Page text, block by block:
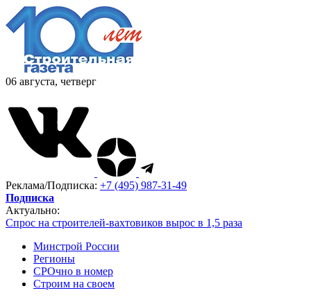
06 августа, четверг
Реклама/Подписка: +7 (495) 987-31-49
Подписка
Актуально:
Спрос на строителей-вахтовиков вырос в 1,5 раза
Минстрой России
Регионы
СРОчно в номер
Строим на своем